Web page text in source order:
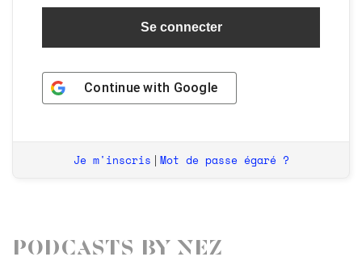
Continue with Google
Je m'inscris | Mot de passe égaré ?
Podcasts by Nez